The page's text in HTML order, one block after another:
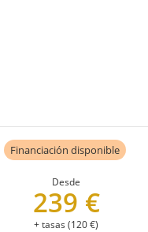
Financiación disponible
Desde
239 €
+ tasas (120 €)